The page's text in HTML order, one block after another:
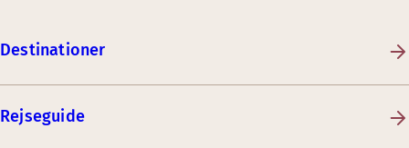
Destinationer
Rejseguide